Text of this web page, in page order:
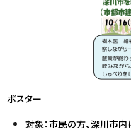
ポスター
対象：市民の方、深川市